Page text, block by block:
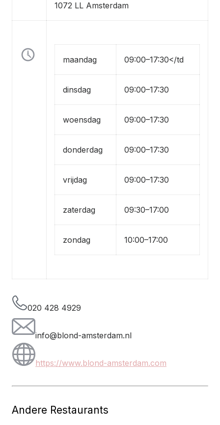
1072 LL Amsterdam
maandag 09:00–17:30</td
dinsdag 09:00–17:30
woensdag 09:00–17:30
donderdag 09:00–17:30
vrijdag 09:00–17:30
zaterdag 09:30–17:00
zondag 10:00–17:00
020 428 4929
info@blond-amsterdam.nl
https://www.blond-amsterdam.com
Andere Restaurants